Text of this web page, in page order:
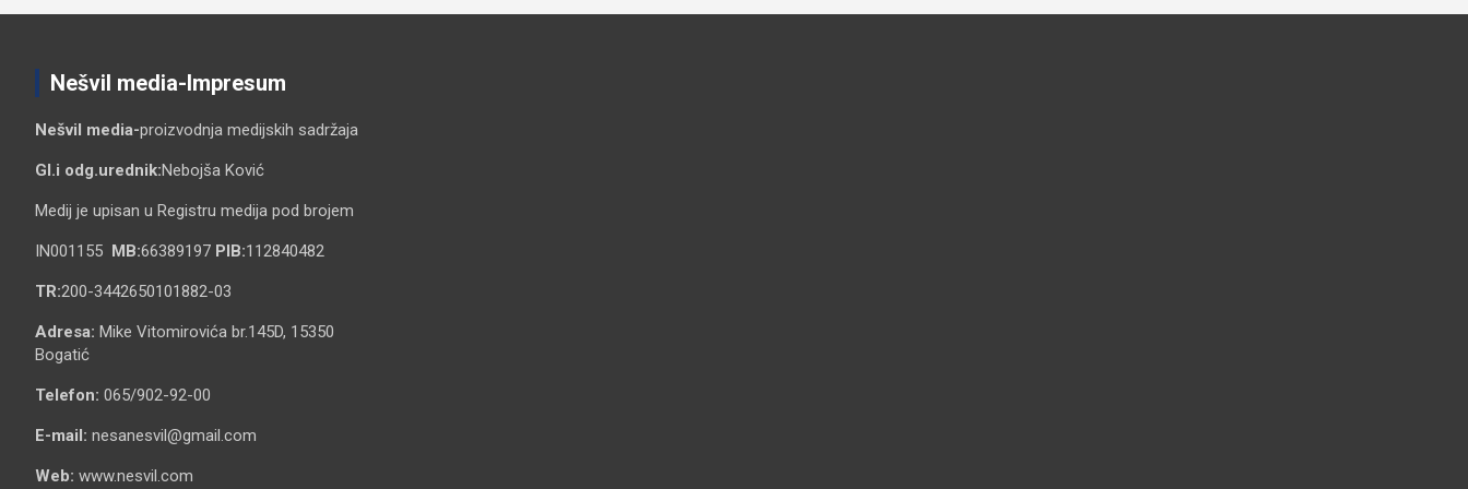
Nešvil media-Impresum
Nešvil media-proizvodnja medijskih sadržaja
Gl.i odg.urednik:Nebojša Ković
Medij je upisan u Registru medija pod brojem
IN001155 MB:66389197 PIB:112840482
TR:200-3442650101882-03
Adresa: Mike Vitomirovića br.145D, 15350
Bogatić
Telefon: 065/902-92-00
E-mail: nesanesvil@gmail.com
Web: www.nesvil.com